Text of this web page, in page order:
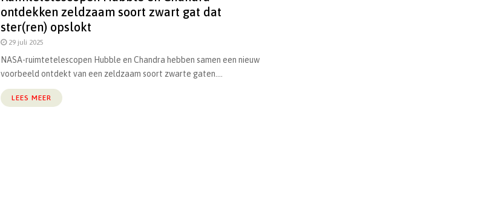
ontdekken zeldzaam soort zwart gat dat
ster(ren) opslokt
29 juli 2025
NASA-ruimtetelescopen Hubble en Chandra hebben samen een nieuw
voorbeeld ontdekt van een zeldzaam soort zwarte gaten....
LEES MEER